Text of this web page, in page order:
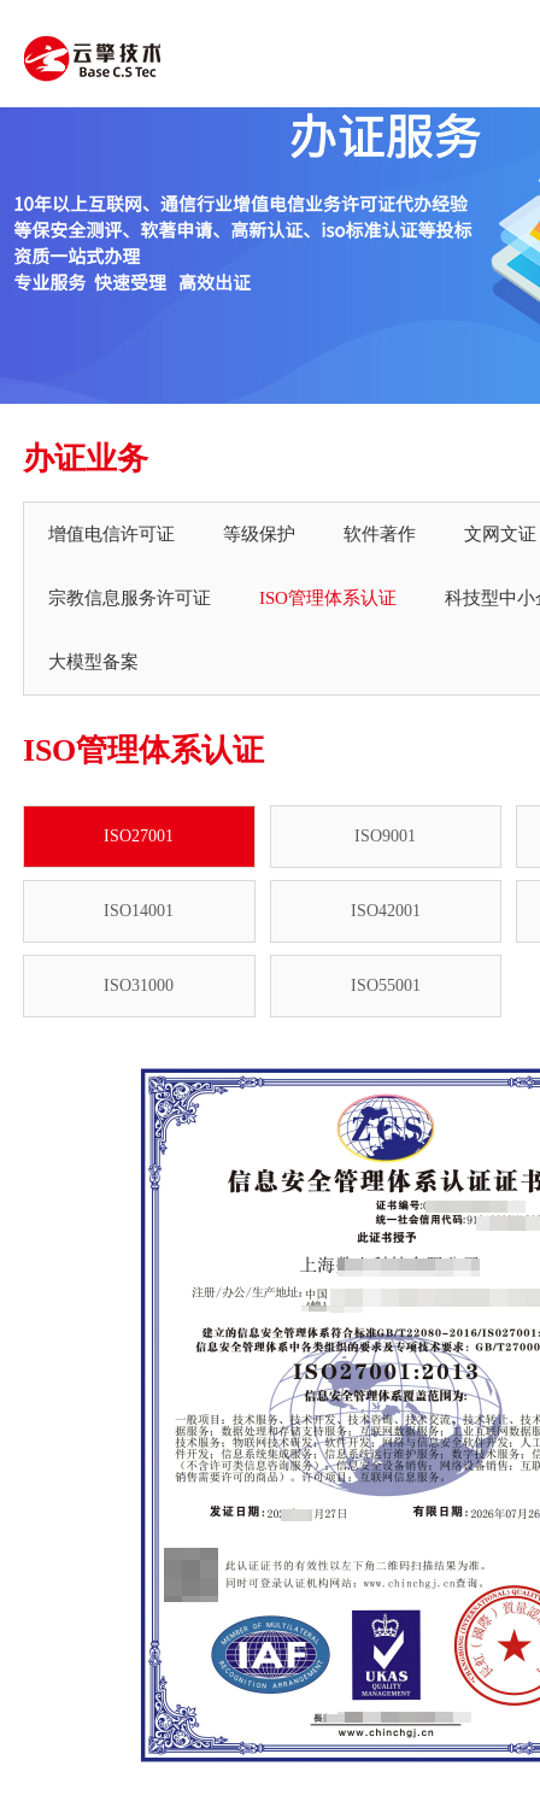
办证业务
增值电信许可证 等级保护 软件著作 文网文证
宗教信息服务许可证 ISO管理体系认证 科技型中小
大模型备案
ISO管理体系认证
ISO27001 ISO9001
ISO14001 ISO42001
ISO31000 ISO55001